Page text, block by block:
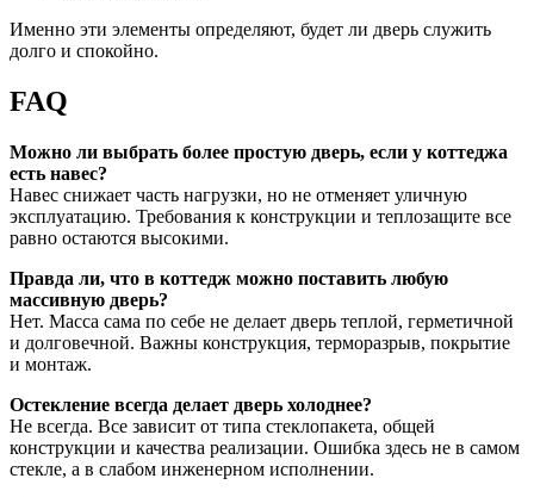
Именно эти элементы определяют, будет ли дверь служить
долго и спокойно.
FAQ
Можно ли выбрать более простую дверь, если у коттеджа
есть навес?
Навес снижает часть нагрузки, но не отменяет уличную
эксплуатацию. Требования к конструкции и теплозащите все
равно остаются высокими.
Правда ли, что в коттедж можно поставить любую
массивную дверь?
Нет. Масса сама по себе не делает дверь теплой, герметичной
и долговечной. Важны конструкция, терморазрыв, покрытие
и монтаж.
Остекление всегда делает дверь холоднее?
Не всегда. Все зависит от типа стеклопакета, общей
конструкции и качества реализации. Ошибка здесь не в самом
стекле, а в слабом инженерном исполнении.